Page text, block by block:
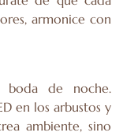
armonice con
boda de noche.
en los arbustos y
ambiente, sino